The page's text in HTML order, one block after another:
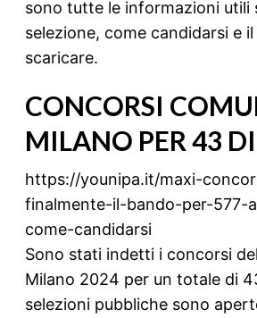
sono tutte le informazioni utili
selezione, come candidarsi e
scaricare.
CONCORSI
MILANO PER 43
https://younipa.it/maxi-
finalmente-il-bando-per-577-
come-candidarsi
Sono stati indetti i concorsi
Milano 2024 per un totale di
selezioni pubbliche sono